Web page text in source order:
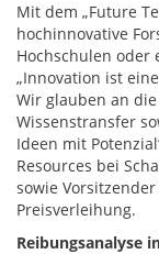
Mit dem „Future
hochinnovative
Hochschulen oder
„Innovation ist
Wir glauben an
Wissenstransfer
Ideen mit
Resources bei
sowie
Preisverleihung.
Reibungsanalyse